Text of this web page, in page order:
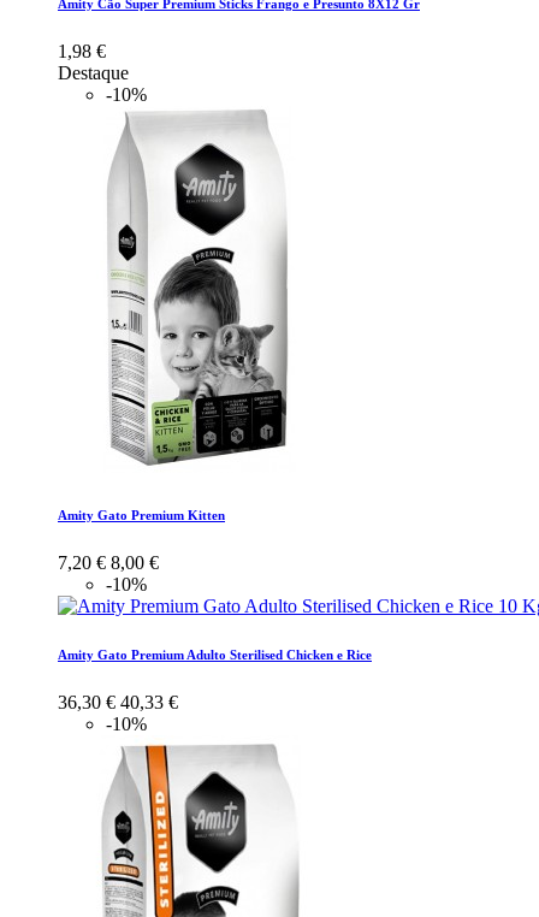
Amity Cão Super Premium Sticks Frango e Presunto 8X12 Gr
1,98 €
Destaque
-10%
Amity Gato Premium Kitten
7,20 € 8,00 €
-10%
Amity Gato Premium Adulto Sterilised Chicken e Rice
36,30 € 40,33 €
-10%